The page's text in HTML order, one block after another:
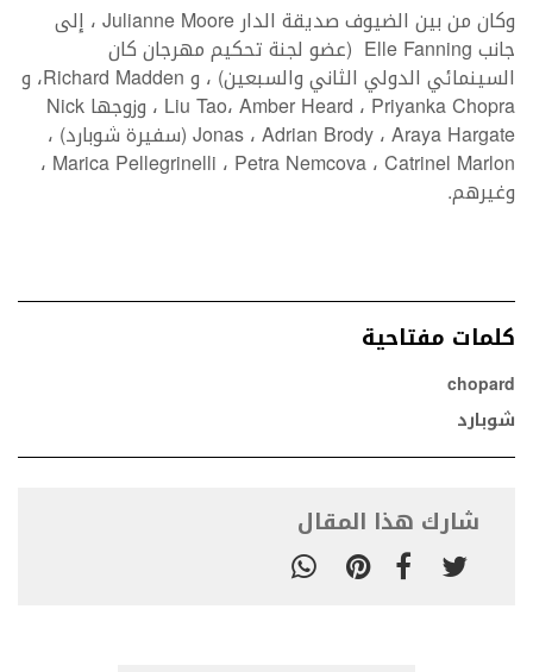
وكان من بين الضيوف صديقة الدار Julianne Moore ، إلى
جانب Elle Fanning (عضو لجنة تحكيم مهرجان كان
السينمائي الدولي الثاني والسبعين) ، و Richard Madden، و
Liu Tao، Amber Heard ، Priyanka Chopra ، وزوجها Nick
Jonas ، Adrian Brody ، Araya Hargate (سفيرة شوبارد) ،
Marica Pellegrinelli ، Petra Nemcova ، Catrinel Marlon ،
وغيرهم.
كلمات مفتاحية
chopard
شوبارد
شارك هذا المقال